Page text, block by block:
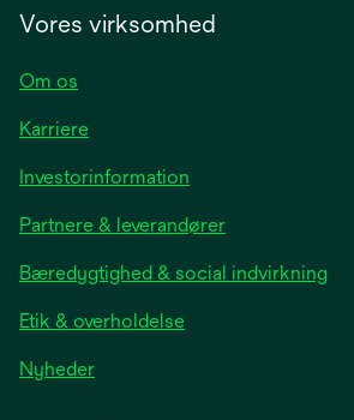
Vores virksomhed
Om os
Karriere
Investorinformation
a
new
Partnere & leverandører
Bæredygtighed & social indvirkning
Etik & overholdelse
Nyhederopens